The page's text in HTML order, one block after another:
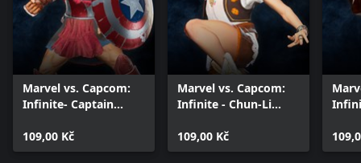
Marvel vs. Capcom:
Infinite- Captain
Costume
109,00 Kč
Marvel vs. Capcom:
Infinite - Chun-Li
109,00 Kč